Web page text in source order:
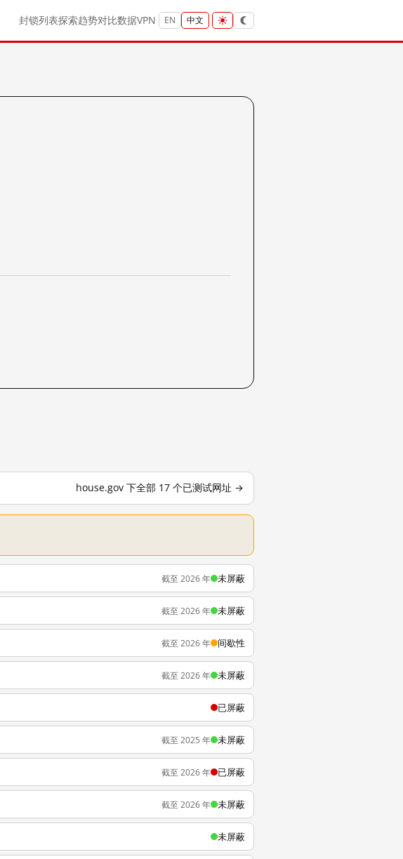
封锁列表探索趋势对比数据VPN EN 中文
house.gov 下全部 17 个已测试网址 →
截至 2026 年 未屏蔽
截至 2026 年 未屏蔽
截至 2026 年 间歇性
截至 2026 年 未屏蔽
已屏蔽
截至 2025 年 未屏蔽
截至 2026 年 已屏蔽
截至 2026 年 未屏蔽
未屏蔽